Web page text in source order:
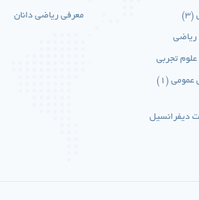
تجربی
تدریس خصوصی ریاضی عمومی (1)
دیفرانسیل
معرفی ریاضی دانان